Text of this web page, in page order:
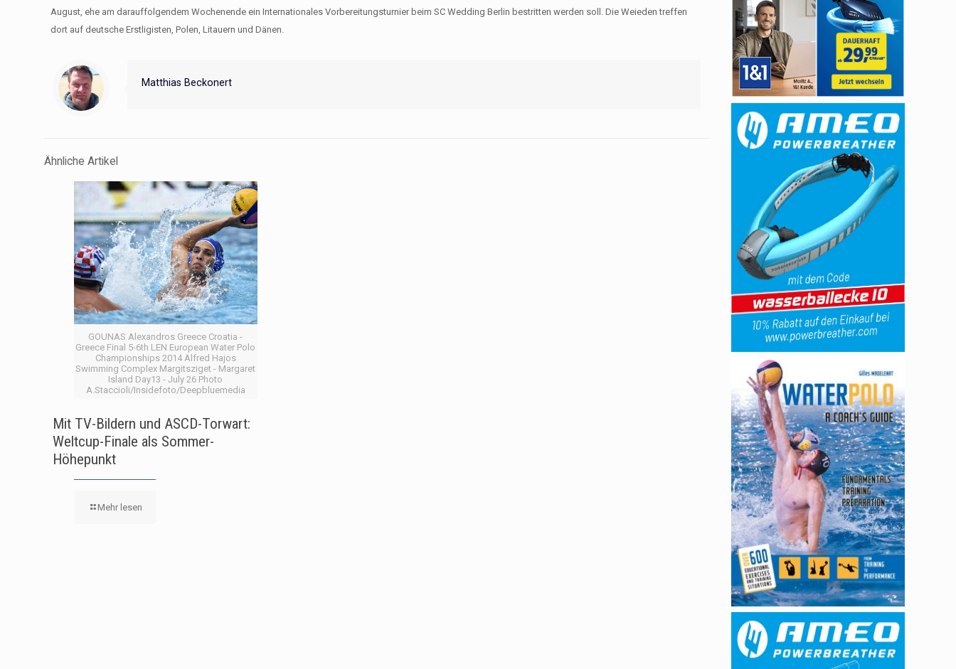
August, ehe am darauffolgendem Wochenende ein Internationales Vorbereitungsturnier beim SC Wedding Berlin bestritten werden soll. Die Weieden treffen
dort auf deutsche Erstligisten, Polen, Litauern und Dänen.
Matthias Beckonert
Ähnliche Artikel
GOUNAS Alexandros Greece Croatia -
Greece Final 5-6th LEN European Water Polo
Championships 2014 Alfred Hajos
Swimming Complex Margitsziget - Margaret
Island Day13 - July 26 Photo
A.Staccioli/Insidefoto/Deepbluemedia
Mit TV-Bildern und ASCD-Torwart:
Weltcup-Finale als Sommer-
Höhepunkt
Mehr lesen